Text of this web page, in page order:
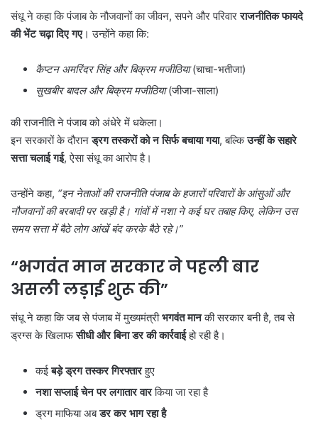
संधू ने कहा कि पंजाब के नौजवानों का जीवन, सपने और परिवारराजनीतिक फायदे
की भेंट चढ़ा दिए गए। उन्होंने कहा कि:
कैप्टन अमरिंदर सिंह और बिक्रम मजीठिया(चाचा-भतीजा)
सुखबीर बादल और बिक्रम मजीठिया(जीजा-साला)
की राजनीति ने पंजाब को अंधेरे में धकेला।
इन सरकारों के दौरानड्रग तस्करों को न सिर्फ बचाया गया, बल्किउन्हीं के सहारे
सत्ता चलाई गई, ऐसा संधू का आरोप है।
उन्होंने कहा, “इन नेताओं की राजनीति पंजाब के हजारों परिवारों के आंसुओं और
नौजवानों की बरबादी पर खड़ी है। गांवों में नशा ने कई घर तबाह किए, लेकिन उस
समय सत्ता में बैठे लोग आंखें बंद करके बैठे रहे।”
“भगवंत मान सरकार ने पहली बार
असली लड़ाई शुरू की”
संधू ने कहा कि जब से पंजाब में मुख्यमंत्रीभगवंत मानकी सरकार बनी है, तब से
ड्रग्स के खिलाफसीधी और बिना डर की कार्रवाईहो रही है।
कईबड़े ड्रग तस्कर गिरफ्तारहुए
नशा सप्लाई चेन पर लगातार वारकिया जा रहा है
ड्रग माफिया अबडर कर भाग रहा है